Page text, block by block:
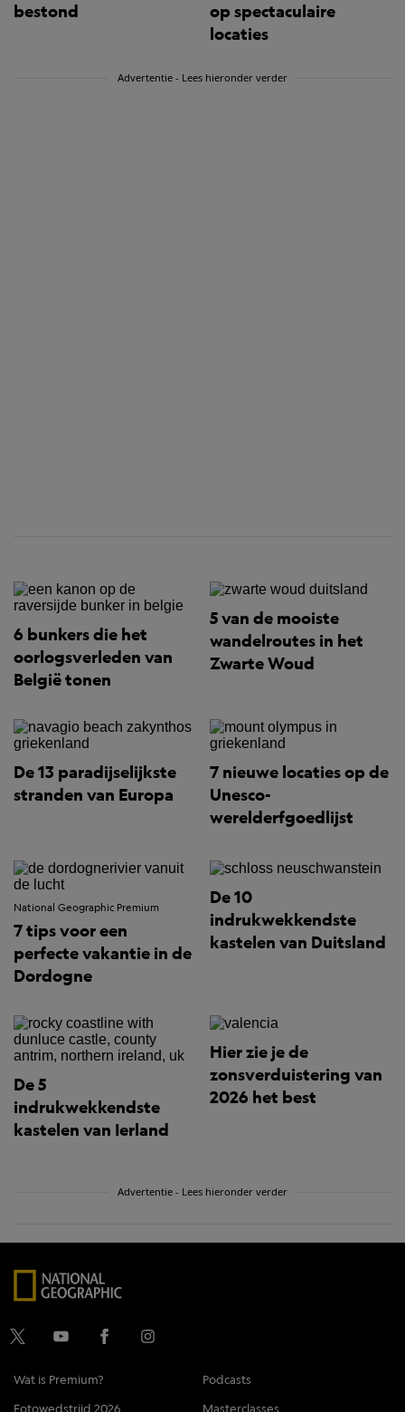
bestond
op spectaculaire
locaties
Advertentie - Lees hieronder verder
6 bunkers die het
oorlogsverleden van
België tonen
5 van de mooiste
wandelroutes in het
Zwarte Woud
De 13 paradijselijkste
stranden van Europa
7 nieuwe locaties op de
Unesco-
werelderfgoedlijst
National Geographic Premium
7 tips voor een
perfecte vakantie in de
Dordogne
De 10
indrukwekkendste
kastelen van Duitsland
De 5
indrukwekkendste
kastelen van Ierland
Hier zie je de
zonsverduistering van
2026 het best
Advertentie - Lees hieronder verder
Wat is Premium?
Podcasts
Fotowedstrijd 2026
Masterclasses